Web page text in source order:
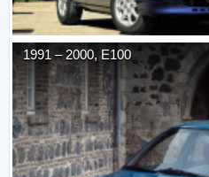
1991 –2000,E100